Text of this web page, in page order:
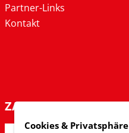
Partner-Links
Kontakt
ZAHLARTEN
Cookies & Privatsphäre